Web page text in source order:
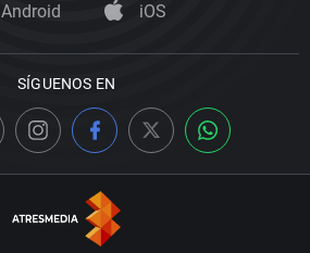
Android iOS
SÍGUENOS EN